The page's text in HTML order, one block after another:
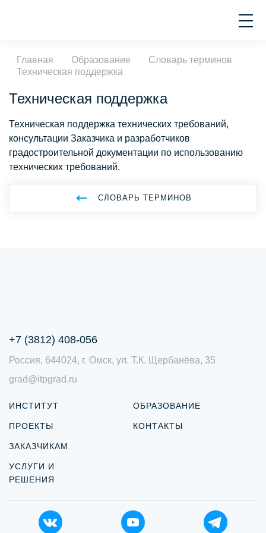
Главная Образование
Словарь терминов
Техническая поддержка
Техническая поддержка
Техническая поддержка технических требований,
консультации Заказчика и разработчиков
градостроительной документации по использованию
технических требований.
СЛОВАРЬ ТЕРМИНОВ
+7 (3812) 408-056
Россия, 644024, г. Омск, ул. Т.К. Щербанёва, 35
grad@itpgrad.ru
ИНСТИТУТ
ПРОЕКТЫ
ЗАКАЗЧИКАМ
УСЛУГИ И
РЕШЕНИЯ
ОБРАЗОВАНИЕ
КОНТАКТЫ